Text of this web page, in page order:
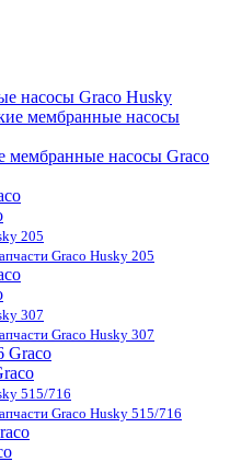
насосы Graco Husky
мембранные насосы Graco
205
Graco Husky 205
307
Graco Husky 307
515/716
Graco Husky 515/716